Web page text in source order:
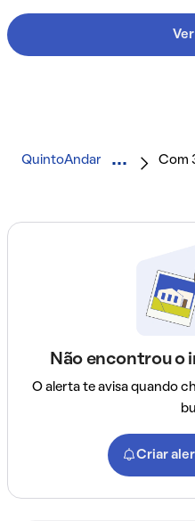
QuintoAndar Com
Não encontrou o
O alerta te avisa quando
Criar